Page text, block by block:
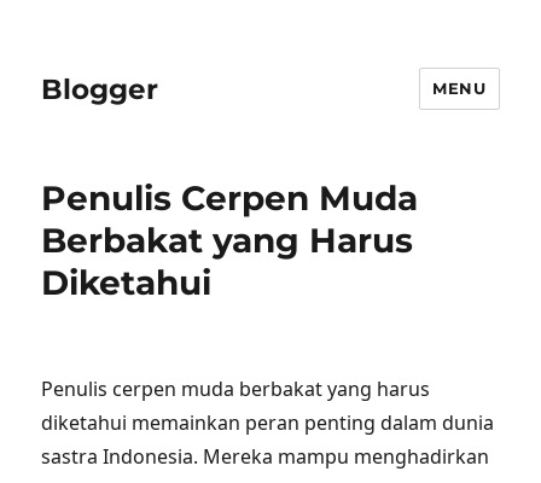
Blogger MENU
Penulis Cerpen Muda
Berbakat yang Harus
Diketahui
Penulis cerpen muda berbakat yang harus
diketahui memainkan peran penting dalam dunia
sastra Indonesia. Mereka mampu menghadirkan